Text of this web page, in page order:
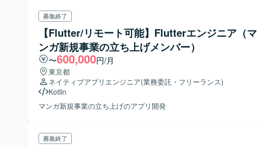
募集終了
【Flutter/リモート可能】Flutterエンジニア（マ
ンガ新規事業の立ち上げメンバー）
〜600,000円/月
東京都
ネイティブアプリエンジニア(業務委託・フリーランス)
Kotlin
マンガ新規事業の立ち上げのアプリ開発
募集終了